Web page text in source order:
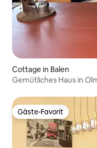
Cottage in Balen
Gemütliches Haus in
Gäste-Favorit
Gäste-Favorit